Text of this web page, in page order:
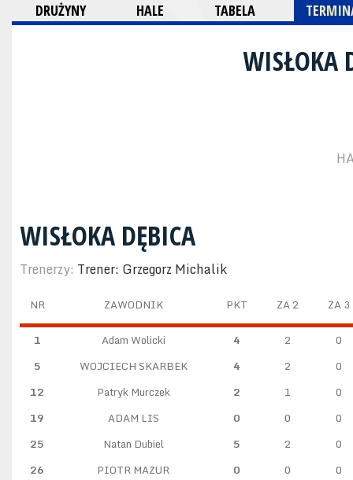
DRUŻYNY HALE TABELA
WISŁOKA
WISŁOKA DĘBICA
Trenerzy: Trener: Grzegorz Michalik
NR ZAWODNIK PKT ZA 2 ZA 3
1 Adam Wolicki 4 2
0
5
WOJCIECH SKARBEK 4 2
0
12
Patryk Murczek 2 1
0
19
ADAM LIS 0 0
0
25
Natan Dubiel 5 2
0
26
PIOTR MAZUR 0 0
0